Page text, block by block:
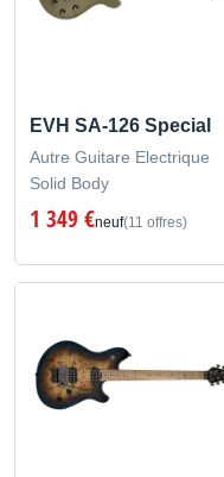
EVH SA-126 Special
Autre Guitare Electrique
Solid Body
1 349 €neuf(11 offres)